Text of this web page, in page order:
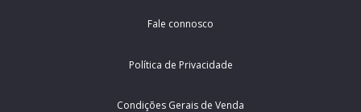
Fale connosco
Política de Privacidade
Condições Gerais de Venda